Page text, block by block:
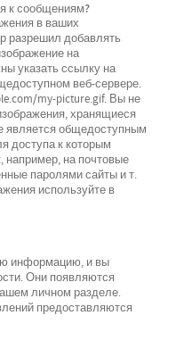
к сообщениям?
в ваших
разрешил добавлять
на
указать ссылку на
веб-сервере.
my-picture.gif. Вы не
хранящиеся
является общедоступным
доступа к которым
например, на почтовые
паролями сайты и т.
используйте в
информацию, и вы
Они появляются
личном разделе.
предоставляются